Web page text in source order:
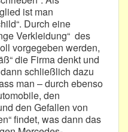
ist man
Durch eine
Verkleidung“ des
vorgegeben werden,
die Firma denkt und
schließlich dazu
man – durch ebenso
den
den Gefallen von
findet, was dann das